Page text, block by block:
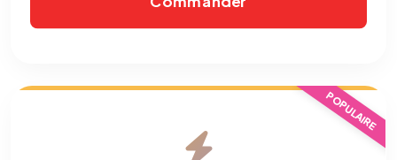
POPULAIRE